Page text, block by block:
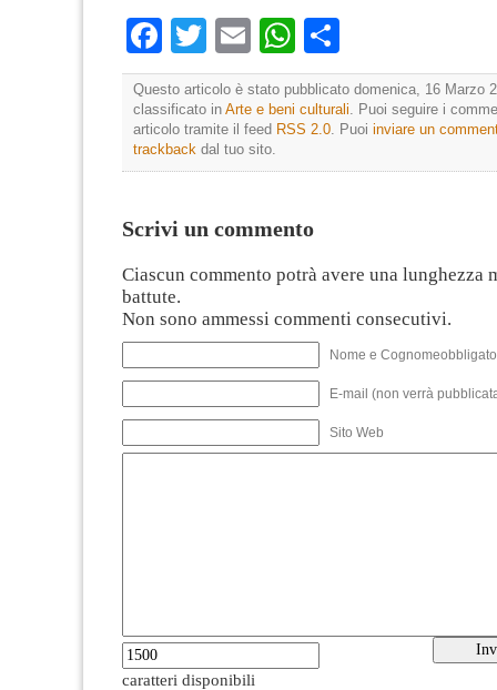
Facebook
TwitterEmailWhatsApp
Questo articolo è stato pubblicato domenica, 16 Marzo
classificato in Arte e beni culturali . Puoi seguire i
articolo tramite il feed RSS 2.0 . Puoi inviare un
trackback dal tuo sito.
Scrivi un commento
Ciascun commento potrà avere una lunghezza
battute.
Non sono ammessi commenti consecutivi.
Nome e
E-mail (non verrà
Sito Web
caratteri disponibili